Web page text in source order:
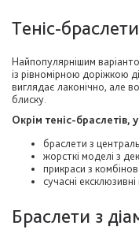
Теніс-
Найпопулярнішим
із рівномірною доріжкою
виглядає лаконічно, але
блиску.
Окрім теніс-браслетів,
браслети з
жорсткі моделі з
прикраси з
сучасні
Браслети з